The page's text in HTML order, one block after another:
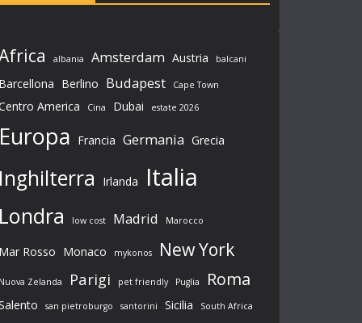
albania Amsterdam Austria balcani
Barcellona Berlino Budapest Cape Town
America Cina Dubai estate 2026
Europa Francia Germania Grecia
Inghilterra Irlanda Italia
Londra low cost Madrid Marocco
Mar Rosso Monaco mykonos New York
Nuova Zelanda Parigi pet friendly Puglia Roma
san pietroburgo santorini Sicilia South Africa